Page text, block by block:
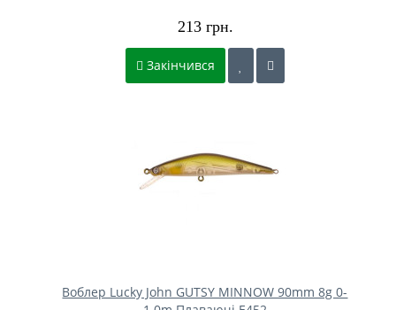
213 грн.
Закінчився
Воблер Lucky John GUTSY MINNOW 90mm 8g 0-